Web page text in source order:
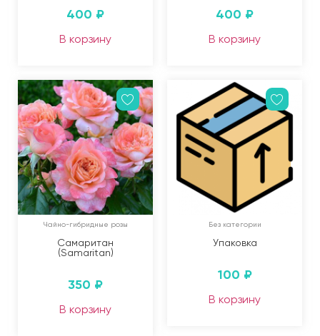
400 ₽
В корзину
400 ₽
В корзину
Чайно-гибридные розы
Самаритан
(Samaritan)
350 ₽
В корзину
Без категории
Упаковка
100 ₽
В корзину